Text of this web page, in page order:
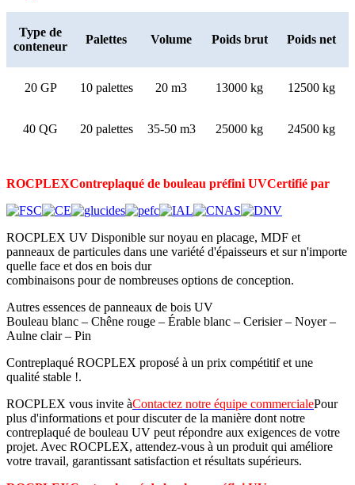
Type de
conteneur
Palettes Volume Poids brut Poids net
20 GP 10 palettes 20 m3 13000 kg 12500 kg
40 QG 20 palettes 35-50 m3 25000 kg 24500 kg
ROCPLEXContreplaqué de bouleau préfini UVCertifié par
ROCPLEX UV Disponible sur noyau en placage, MDF et
panneaux de particules dans une variété d'épaisseurs et sur n'importe
quelle face et dos en bois dur
combinaisons pour de nombreuses options de conception.
Autres essences de panneaux de bois UV
Bouleau blanc – Chêne rouge – Érable blanc – Cerisier – Noyer –
Aulne clair – Pin
Contreplaqué ROCPLEX proposé à un prix compétitif et une
qualité stable !.
ROCPLEX vous invite àContactez notre équipe commercialePour
plus d'informations et pour discuter de la manière dont notre
contreplaqué de bouleau UV peut répondre aux exigences de votre
projet. Avec ROCPLEX, attendez-vous à un produit qui améliore
votre travail, garantissant satisfaction et résultats supérieurs.